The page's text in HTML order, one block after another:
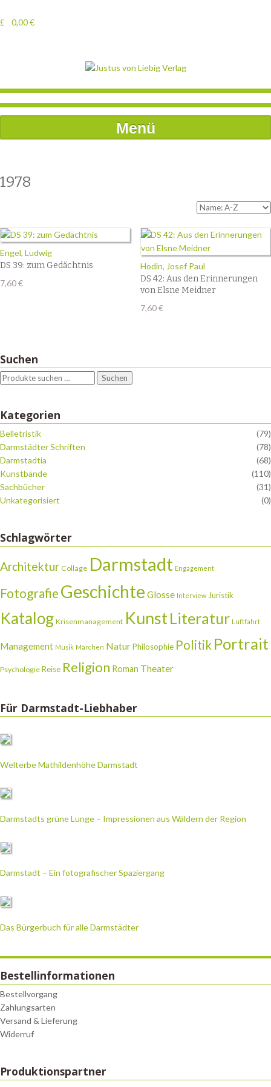
0,00€
Menü
1978
Engel, Ludwig
DS 39: zum Gedächtnis
7,60€
Hodin, Josef Paul
DS 42: Aus den Erinnerungen
von Elsne Meidner
7,60€
Suchen
Suchen
Kategorien
Belletristik
(79)
Darmstädter Schriften
(78)
Darmstadtia
(68)
Kunstbände
(110)
Sachbücher
(31)
Unkategorisiert
(0)
Schlagwörter
Architektur Collage Darmstadt Engagement
Fotografie Geschichte Glosse Interview Juristik
Katalog Krisenmanagement KunstLiteratur Luftfahrt
Management Musik Märchen NaturPhilosophie Politik Portrait
Psychologie Reise Religion Roman Theater
Für Darmstadt-Liebhaber
Welterbe Mathildenhöhe Darmstadt
Darmstadts grüne Lunge – Impressionen aus Wäldern der Region
Darmstadt – Ein fotografischer Spaziergang
Das Bürgerbuch für alle Darmstädter
Bestellinformationen
Bestellvorgang
Zahlungsarten
Versand & Lieferung
Widerruf
Produktionspartner